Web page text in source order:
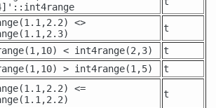
<>
t
< int4range(2,3)
t
> int4range(1,5) t
<=
t